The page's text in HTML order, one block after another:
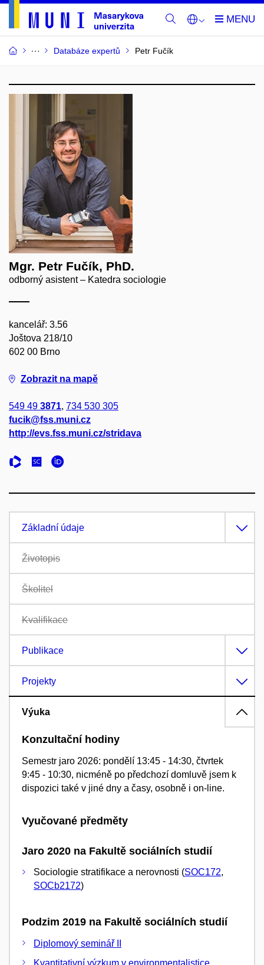
Databáze expertů Petr Fučík
Mgr. Petr Fučík, PhD.
odborný asistent – Katedra sociologie
kancelář: 3.56
Joštova 218/10
602 00 Brno
Zobrazit na mapě
549 49 3871, 734 530 305
fucik@fss.muni.cz
http://evs.fss.muni.cz/stridava
Základní údaje
Životopis
Školitel
Kvalifikace
Publikace
Projekty
Výuka
Konzultační hodiny
Semestr jaro 2026: pondělí 13:45 - 14:30, čtvrtek
9:45 - 10:30, nicméně po předchozí domluvě jsem k
dispozici také v jiné dny a časy, osobně i on-line.
Vyučované předměty
Jaro 2020 na Fakultě sociálních studií
Sociologie stratifikace a nerovnosti (SOC172,
SOCb2172)
Podzim 2019 na Fakultě sociálních studií
Diplomový seminář II
Kvantitativní výzkum v environmentalistice